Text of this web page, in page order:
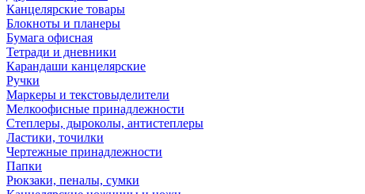
Канцелярские товары
Блокноты и планеры
Бумага офисная
Тетради и дневники
Карандаши канцелярские
Ручки
Маркеры и текстовыделители
Мелкоофисные принадлежности
Степлеры, дыроколы, антистеплеры
Ластики, точилки
Чертежные принадлежности
Папки
Рюкзаки, пеналы, сумки